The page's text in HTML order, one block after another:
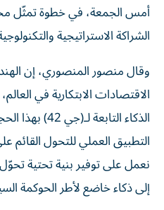
أمس الجمعة، في خطوة تمثّل
الشراكة الاستراتيجية
وقال منصور المنصوري، إن
الاقتصادات الابتكارية في
الذكاء
التطبيق العملي للتحول القائم
نعمل على توفير بنية تحتية
إلى ذكاء خاضع لأطر الحوكمة